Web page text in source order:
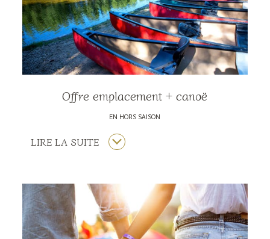
Offre emplacement + canoë
EN HORS SAISON
LIRE LA SUITE